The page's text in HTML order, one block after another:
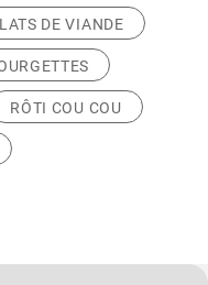
DE VIANDE
RÔTI COU COU